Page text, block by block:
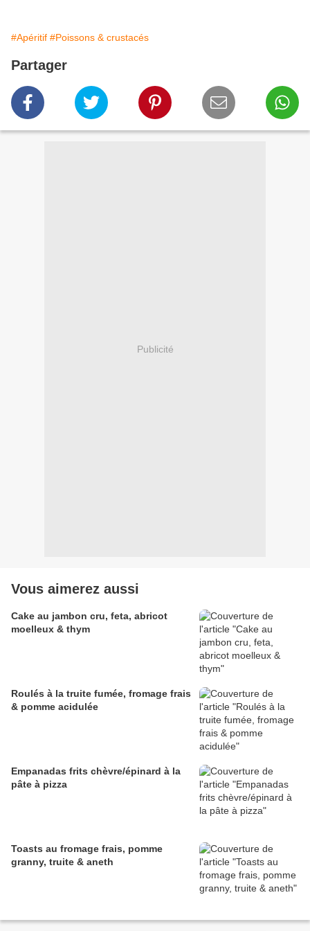
#Apéritif #Poissons & crustacés
Partager
Publicité
Vous aimerez aussi
Cake au jambon cru, feta, abricot
moelleux & thym
Roulés à la truite fumée, fromage frais
& pomme acidulée
Empanadas frits chèvre/épinard à la
pâte à pizza
Toasts au fromage frais, pomme
granny, truite & aneth